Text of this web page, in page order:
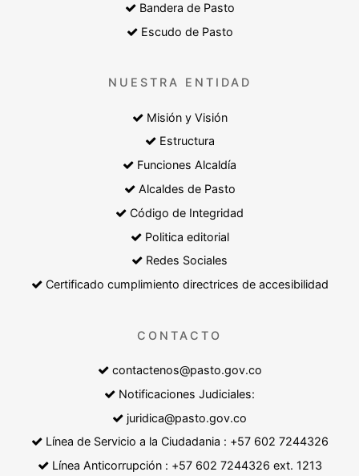
Bandera de Pasto
Escudo de Pasto
NUESTRA ENTIDAD
Misión y Visión
Estructura
Funciones Alcaldía
Alcaldes de Pasto
Código de Integridad
Politica editorial
Redes Sociales
Certificado cumplimiento directrices de accesibilidad
CONTACTO
contactenos@pasto.gov.co
Notificaciones Judiciales:
juridica@pasto.gov.co
Línea de Servicio a la Ciudadania : +57 602 7244326
Línea Anticorrupción : +57 602 7244326 ext. 1213